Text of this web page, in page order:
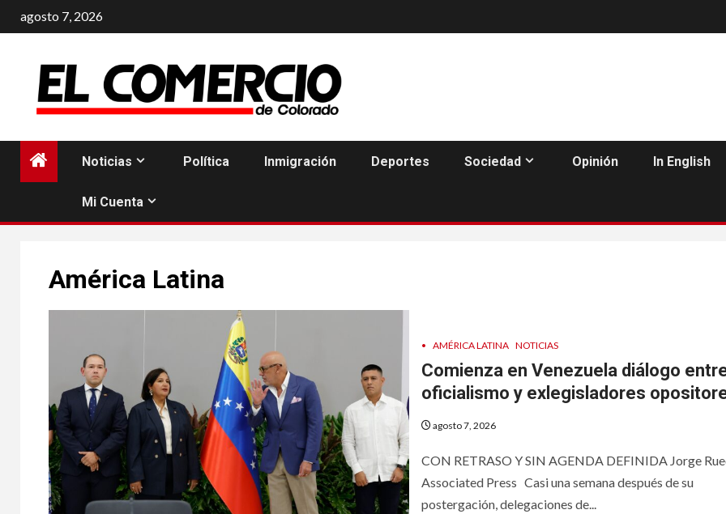
al
agosto 7, 2026
Noticias Política Inmigración Deportes Sociedad Opinión In English
Mi Cuenta
América Latina
• AMÉRICA LATINA NOTICIAS
Comienza en Venezuela diálogo
oficialismo y exlegisladores
agosto 7, 2026
CON RETRASO Y SIN AGENDA DEFINIDA Jorge
Associated Press Casi una semana después de su
postergación, delegaciones de...